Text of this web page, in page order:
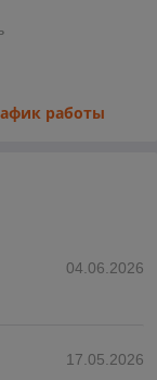
работы
04.06.2026
17.05.2026